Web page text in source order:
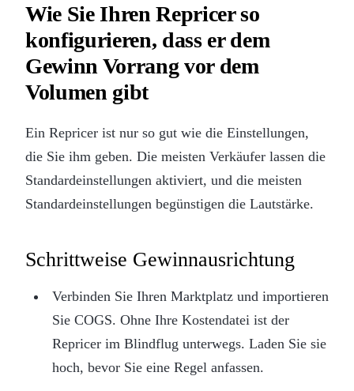
Wie Sie Ihren Repricer so
konfigurieren, dass er dem
Gewinn Vorrang vor dem
Volumen gibt
Ein Repricer ist nur so gut wie die Einstellungen,
die Sie ihm geben. Die meisten Verkäufer lassen die
Standardeinstellungen aktiviert, und die meisten
Standardeinstellungen begünstigen die Lautstärke.
Schrittweise Gewinnausrichtung
Verbinden Sie Ihren Marktplatz und importieren
Sie COGS. Ohne Ihre Kostendatei ist der
Repricer im Blindflug unterwegs. Laden Sie sie
hoch, bevor Sie eine Regel anfassen.